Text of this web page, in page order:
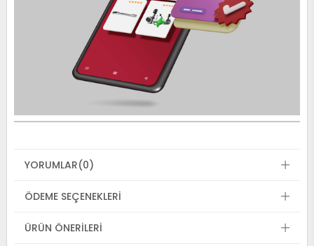
YORUMLAR(0)
ÖDEME SEÇENEKLERI
ÜRÜN ÖNERILERI